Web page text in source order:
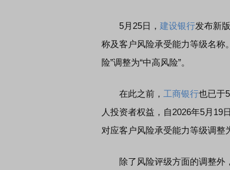
5月25日， 建设银行发布新
称及客户风险承受能力等级名称
险”调整为“中高风险”。
在此之前， 工商银行也已于
人投资者权益，自2026年5月19
对应客户风险承受能力等级调整
除了风险评级方面的调整外，